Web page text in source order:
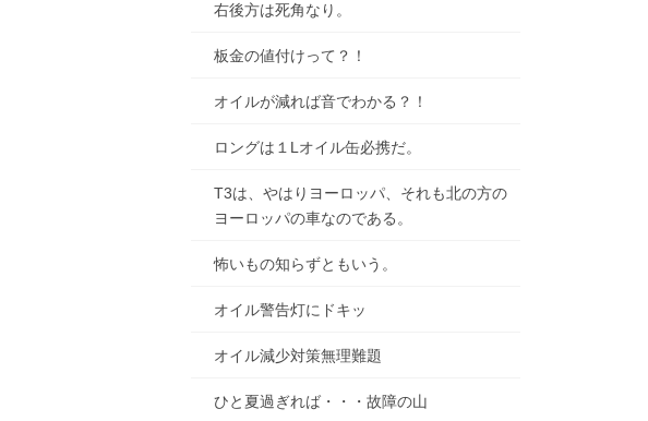
右後方は死角なり。
板金の値付けって？！
オイルが減れば音でわかる？！
ロングは１Lオイル缶必携だ。
T3は、やはりヨーロッパ、それも北の方の
ヨーロッパの車なのである。
怖いもの知らずともいう。
オイル警告灯にドキッ
オイル減少対策無理難題
ひと夏過ぎれば・・・故障の山